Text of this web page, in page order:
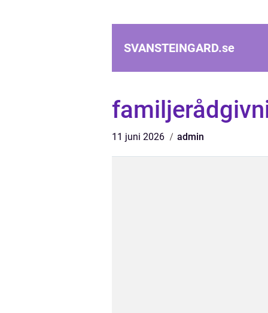
SVANSTEINGARD.se
11 juni 2026 admin